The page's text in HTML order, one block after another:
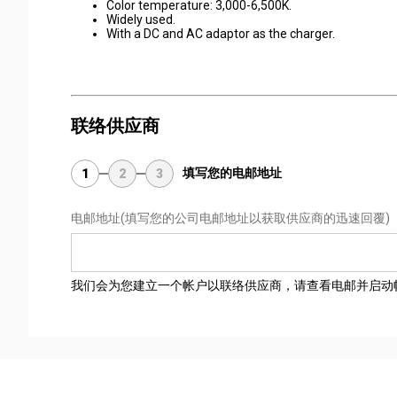
Color temperature: 3,000-6,500K.
Widely used.
With a DC and AC adaptor as the charger.
联络供应商
1 2 3 填写您的电邮地址
电邮地址(填写您的公司电邮地址以获取供应商的迅速回覆)
我们会为您建立一个帐户以联络供应商，请查看电邮并启动